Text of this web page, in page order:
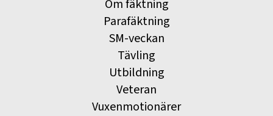
Om fäktning
Parafäktning
SM-veckan
Tävling
Utbildning
Veteran
Vuxenmotionärer